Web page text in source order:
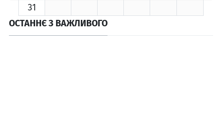
31
ОСТАННЄ З ВАЖЛИВОГО